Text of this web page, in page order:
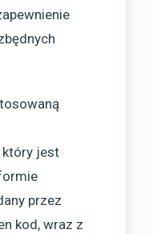
który jest
przez
kod, wraz z